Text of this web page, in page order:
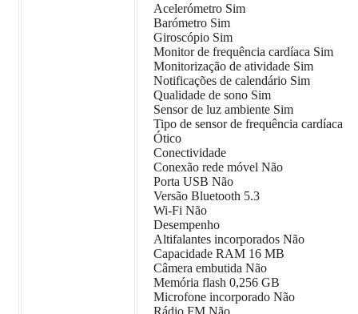
Acelerómetro Sim
Barómetro Sim
Giroscópio Sim
Monitor de frequência cardíaca Sim
Monitorização de atividade Sim
Notificações de calendário Sim
Qualidade de sono Sim
Sensor de luz ambiente Sim
Tipo de sensor de frequência cardíaca
Ótico
Conectividade
Conexão rede móvel Não
Porta USB Não
Versão Bluetooth 5.3
Wi-Fi Não
Desempenho
Altifalantes incorporados Não
Capacidade RAM 16 MB
Câmera embutida Não
Memória flash 0,256 GB
Microfone incorporado Não
Rádio FM Não